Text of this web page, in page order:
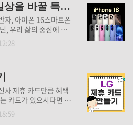
음가는 판매점으로 방
다!그러면 이 기기값
이 있다면 추천을 받
면 싸다는 곳을 찾아
신쪽이 구조상 이상하
아이폰 16, 당신의 일상을 바꿀 특별한 선택
자, 아이폰 16스마트폰
, 우리 삶의 중심에 자
어떤 스마트폰을 선택
하고 있다면, 아이폰 1
여 탄생한 최신 스마
운 디자인, 그리고 편
신의 일상을 더욱 풍
폰16 저렴하게 구매하
: 아이폰 16은 A18
사 제휴 카드만큼 혜택
카드가 있으시다면 무
정도 할인을 받으세
인 가능합니다. 👉LG